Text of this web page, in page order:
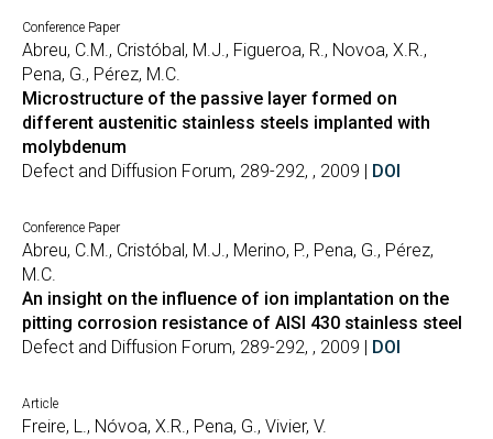
Conference Paper
Abreu, C.M., Cristóbal, M.J., Figueroa, R., Novoa, X.R.,
Pena, G., Pérez, M.C.
Microstructure of the passive layer formed on
different austenitic stainless steels implanted with
molybdenum
Defect and Diffusion Forum, 289-292, , 2009 | DOI
Conference Paper
Abreu, C.M., Cristóbal, M.J., Merino, P., Pena, G., Pérez,
M.C.
An insight on the influence of ion implantation on the
pitting corrosion resistance of AISI 430 stainless steel
Defect and Diffusion Forum, 289-292, , 2009 | DOI
Article
Freire, L., Nóvoa, X.R., Pena, G., Vivier, V.